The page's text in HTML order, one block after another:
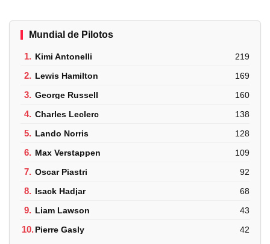
Mundial de Pilotos
1. Kimi Antonelli 219
2. Lewis Hamilton 169
3. George Russell 160
4. Charles Leclerc 138
5. Lando Norris 128
6. Max Verstappen 109
7. Oscar Piastri 92
8. Isack Hadjar 68
9. Liam Lawson 43
10.Pierre Gasly 42